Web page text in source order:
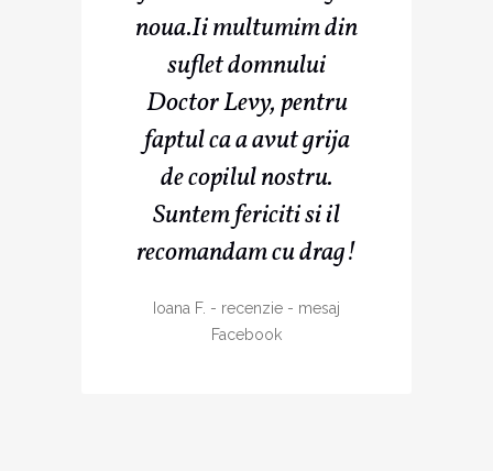
noua.Ii multumim din
suflet domnului
Doctor Levy, pentru
faptul ca a avut grija
de copilul nostru.
Suntem fericiti si il
recomandam cu drag!
Ioana F. - recenzie - mesaj
Facebook